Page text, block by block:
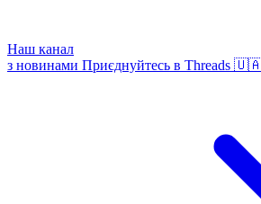
Наш канал
з новинами Приєднуйтесь в Threads